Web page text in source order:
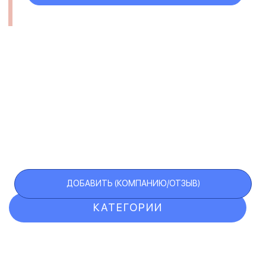
КАТЕГОРИИ
ДОБАВИТЬ (КОМПАНИЮ/ОТЗЫВ)